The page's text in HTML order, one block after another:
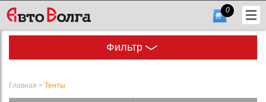
0
Фильтр
Главная > Тенты